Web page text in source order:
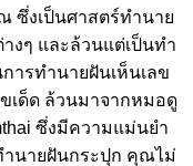
ซึ่งเป็นศาสตร์ทำนาย
งๆ และล้วนแต่เป็นทํา
ารทำนายฝันเห็นเลข
เด็ด ล้วนมาจากหมอดู
ซึ่งมีความแม่นยำ
านายฝันกระปุก คุณไม่